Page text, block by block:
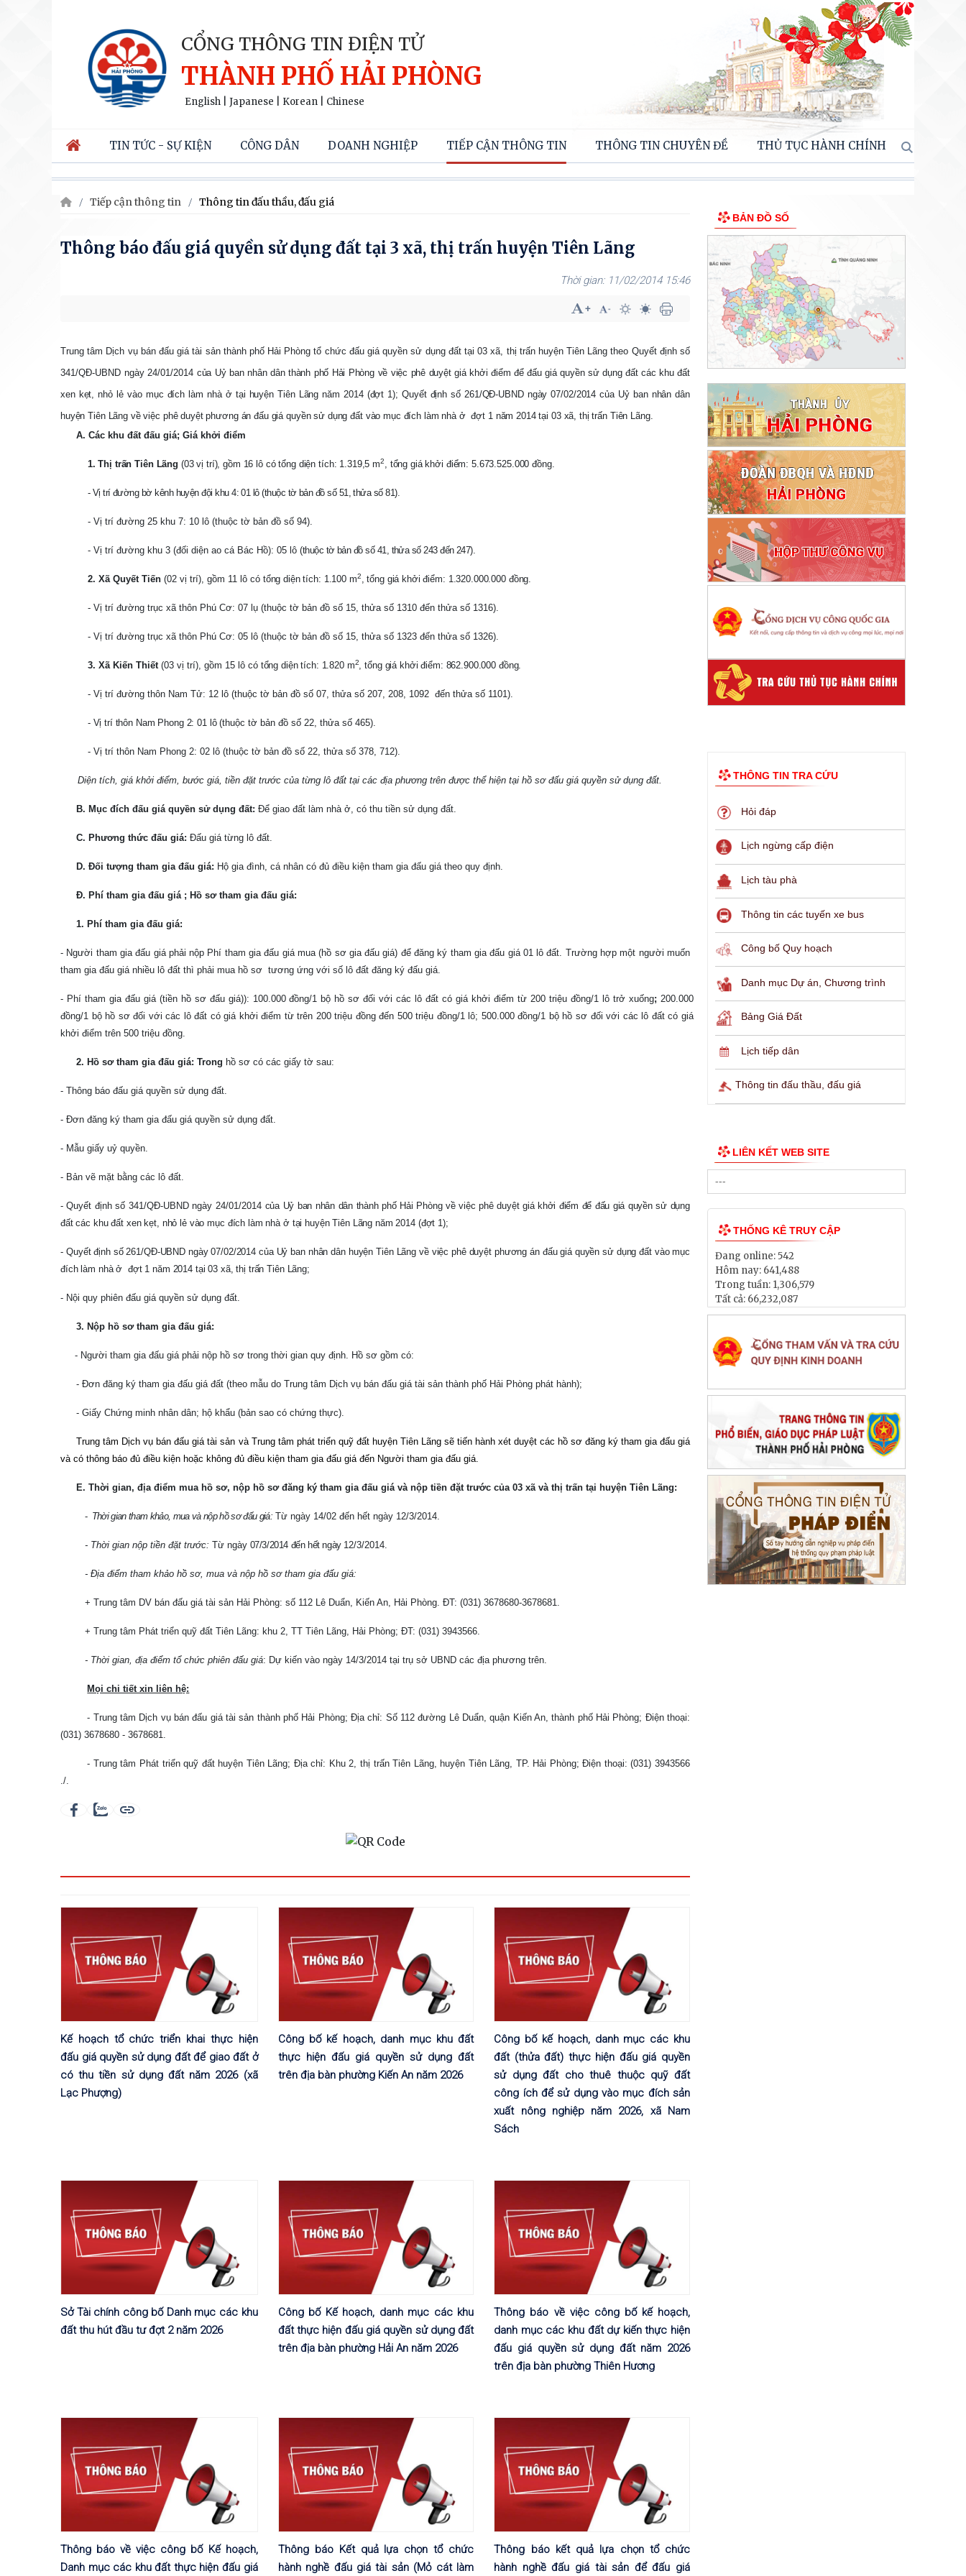
CỔNG THÔNG TIN ĐIỆN TỬ
THÀNH PHỐ HẢI PHÒNG
English Japanese Korean Chinese
TIN TỨC - SỰ KIỆN CÔNG DÂN DOANH NGHIỆP TIẾP CẬN THÔNG TIN THÔNG TIN CHUYÊN ĐỀ THỦ TỤC HÀNH CHÍNH
Tiếp cận thông tin Thông tin đấu thầu, đấu giá
Thông báo đấu giá quyền sử dụng đất tại 3 xã, thị trấn huyện Tiên Lãng
11/02/2014 15:46
Trung tâm Dịch vụ bán đấu giá tài sản thành phố Hải Phòng tổ chức đấu giá quyền sử dụng đất tại 03 xã, thị trấn huyện Tiên Lãng theo Quyết định số
341/QĐ-UBND ngày 24/01/2014 của Uỷ ban nhân dân thành phố Hải Phòng về việc phê duyệt giá khởi điểm để đấu giá quyền sử dụng đất các khu đất
xen kẹt, nhỏ lẻ vào mục đích làm nhà ở tại huyện Tiên Lãng năm 2014 (đợt 1); Quyết định số 261/QĐ-UBND ngày 07/02/2014 của Uỷ ban nhân dân
huyện Tiên Lãng về việc phê duyệt phương án đấu giá quyền sử dụng đất vào mục đích làm nhà ở đợt 1 năm 2014 tại 03 xã, thị trấn Tiên Lãng.
A. Các khu đất đấu giá; Giá khởi điểm
1. Thị trấn Tiên Lãng (03 vị trí), gồm 16 lô có tổng diện tích: 1.319,5 m2, tổng giá khởi điểm: 5.673.525.000 đồng.
- Vị trí đường bờ kênh huyện đội khu 4: 01 lô (thuộc tờ bản đồ số 51, thửa số 81).
- Vị trí đường 25 khu 7: 10 lô (thuộc tờ bản đồ số 94).
- Vị trí đường khu 3 (đối diện ao cá Bác Hồ): 05 lô (thuộc tờ bản đồ số 41, thửa số 243 đến 247).
2. Xã Quyết Tiến(02 vị trí), gồm 11 lô có tổng diện tích: 1.100 m2, tổng giá khởi điểm: 1.320.000.000 đồng.
- Vị trí đường trục xã thôn Phú Cơ: 07 lụ (thuộc tờ bản đồ số 15, thửa số 1310 đến thửa số 1316).
- Vị trí đường trục xã thôn Phú Cơ: 05 lô (thuộc tờ bản đồ số 15, thửa số 1323 đến thửa số 1326).
3. Xã Kiến Thiết(03 vị trí), gồm 15 lô cótổng diện tích: 1.820 m2, tổng giá khởi điểm: 862.900.000 đồng.
- Vị trí đường thôn Nam Tử: 12 lô (thuộc tờ bản đồ số 07, thửa số 207, 208, 1092 đến thửa số 1101).
- Vị trí thôn Nam Phong 2: 01 lô(thuộc tờ bản đồ số 22, thửa số 465).
- Vị trí thôn Nam Phong 2: 02 lô (thuộc tờ bản đồ số 22, thửa số 378, 712).
Diện tích, giá khởi điểm, bước giá, tiền đặt trước của từng lô đất tại các địa phương trên được thể hiện tại hồ sơ đấu giá quyền sử dụng đất.
B. Mục đích đấu giá quyền sử dụng đất: Để giao đất làm nhà ở, có thu tiền sử dụng đất.
C. Phương thức đấu giá: Đấu giá từng lô đất.
D. Đối tượng tham gia đấu giá: Hộ gia đình, cá nhân có đủ điều kiện tham gia đấu giá theo quy định.
Đ. Phí tham gia đấu giá ; Hồ sơ tham gia đấu giá:
1. Phí tham gia đấu giá:
- Người tham gia đấu giá phải nộp Phí tham gia đấu giá mua (hồ sơ gia đấu giá) để đăng ký tham gia đấu giá 01 lô đất. Trường hợp một người muốn
tham gia đấu giá nhiều lô đất thì phải mua hồ sơ tương ứng với số lô đất đăng ký đấu giá.
- Phí tham gia đấu giá (tiền hồ sơ đấu giá)): 100.000 đồng/1 bộ hồ sơ đối với các lô đất có giá khởi điểm từ 200 triệu đồng/1 lô trở xuống; 200.000
đồng/1 bộ hồ sơ đối với các lô đất có giá khởi điểm từ trên 200 triệu đồng đến 500 triệu đồng/1 lô; 500.000 đồng/1 bộ hồ sơ đối với các lô đất có giá
khởi điểm trên 500 triệu đồng.
2. Hồ sơ tham gia đấu giá: Trong hồ sơ có các giấy tờ sau:
- Thông báo đấu giá quyền sử dụng đất.
- Đơn đăng ký tham gia đấu giá quyền sử dụng đất.
- Mẫu giấy uỷ quyền.
- Bản vẽ mặt bằng các lô đất.
-Quyết định số 341/QĐ-UBND ngày 24/01/2014 của Uỷ ban nhân dân thành phố Hải Phòng về việc phê duyệt giá khởi điểm để đấu giá quyền sử dụng
đất các khu đất xen kẹt, nhỏ lẻ vào mục đích làm nhà ở tại huyện Tiên Lãng năm 2014 (đợt 1);
-Quyết định số 261/QĐ-UBND ngày 07/02/2014 của Uỷ ban nhân dân huyện Tiên Lãng về việc phê duyệt phương án đấu giá quyền sử dụng đất vào mục
đích làm nhà ở đợt 1 năm 2014 tại 03 xã, thị trấn Tiên Lãng;
- Nội quy phiên đấu giá quyền sử dụng đất.
3. Nộp hồ sơ tham gia đấu giá:
- Người tham gia đấu giá phải nộp hồ sơ trong thời gian quy định. Hồ sơ gồm có:
- Đơn đăng ký tham gia đấu giá đất (theo mẫu do Trung tâm Dịch vụ bán đấu giá tài sản thành phố Hải Phòng phát hành);
- Giấy Chứng minh nhân dân; hộ khẩu (bản sao có chứng thực).
Trung tâm Dịch vụ bán đấu giá tài sản và Trung tâm phát triển quỹ đất huyện Tiên Lãng sẽ tiến hành xét duyệt các hồ sơ đăng ký tham gia đấu giá
và có thông báo đủ điều kiện hoặc không đủ điều kiện tham gia đấu giá đến Người tham gia đấu giá.
E. Thời gian, địa điểm mua hồ sơ, nộp hồ sơ đăng ký tham gia đấu giá và nộp tiền đặt trước của 03 xã và thị trấn tại huyện Tiên Lãng:
- Thời gian tham khảo, mua và nộp hồ sơ đấu giá: Từ ngày 14/02 đến hết ngày 12/3/2014.
- Thời gian nộp tiền đặt trước: Từ ngày 07/3/2014 đến hết ngày 12/3/2014.
- Địa điểm tham khảo hồ sơ, mua và nộp hồ sơ tham gia đấu giá:
+ Trung tâm DV bán đấu giá tài sản Hải Phòng: số 112 Lê Duẩn, Kiến An, Hải Phòng. ĐT: (031) 3678680-3678681.
+ Trung tâm Phát triển quỹ đất Tiên Lãng: khu 2, TT Tiên Lãng, Hải Phòng; ĐT: (031) 3943566.
- Thời gian, địa điểm tổ chức phiên đấu giá: Dự kiến vào ngày 14/3/2014 tại trụ sở UBND các địa phương trên.
Mọi chi tiết xin liên hệ:
- Trung tâm Dịch vụ bán đấu giá tài sản thành phố Hải Phòng; Địa chỉ: Số 112 đường Lê Duẩn, quận Kiến An, thành phố Hải Phòng; Điện thoại:
(031) 3678680 - 3678681.
- Trung tâm Phát triển quỹ đất huyện Tiên Lãng; Địa chỉ: Khu 2, thị trấn Tiên Lãng, huyện Tiên Lãng, TP. Hải Phòng; Điện thoại: (031) 3943566
./.
Kế hoạch tổ chức triển khai thực hiện
đấu giá quyền sử dụng đất để giao đất ở
có thu tiền sử dụng đất năm 2026 (xã
Lạc Phượng)
Công bố kế hoạch, danh mục khu đất
thực hiện đấu giá quyền sử dụng đất
trên địa bàn phường Kiến An năm 2026
Công bố kế hoạch, danh mục các khu
đất (thửa đất) thực hiện đấu giá quyền
sử dụng đất cho thuê thuộc quỹ đất
công ích để sử dụng vào mục đích sản
xuất nông nghiệp năm 2026, xã Nam
Sách
Sở Tài chính công bố Danh mục các khu
đất thu hút đầu tư đợt 2 năm 2026
Công bố Kế hoạch, danh mục các khu
đất thực hiện đấu giá quyền sử dụng đất
trên địa bàn phường Hải An năm 2026
Thông báo về việc công bố kế hoạch,
danh mục các khu đất dự kiến thực hiện
đấu giá quyền sử dụng đất năm 2026
trên địa bàn phường Thiên Hương
Thông báo về việc công bố Kế hoạch,
Danh mục các khu đất thực hiện đấu giá
Thông báo Kết quả lựa chọn tổ chức
hành nghề đấu giá tài sản (Mỏ cát làm
Thông báo kết quả lựa chọn tổ chức
hành nghề đấu giá tài sản để đấu giá
BẢN ĐỒ SỐ
THÔNG TIN TRA CỨU
Hỏi đáp
Lịch ngừng cấp điện
Lịch tàu phà
Thông tin các tuyến xe bus
Công bố Quy hoạch
Danh mục Dự án, Chương trình
Bảng Giá Đất
Lịch tiếp dân
Thông tin đấu thầu, đấu giá
LIÊN KẾT WEB SITE
THỐNG KÊ TRUY CẬP
Đang online:542
Hôm nay: 641,488
Trong tuần: 1,306,579
Tất cả: 66,232,087